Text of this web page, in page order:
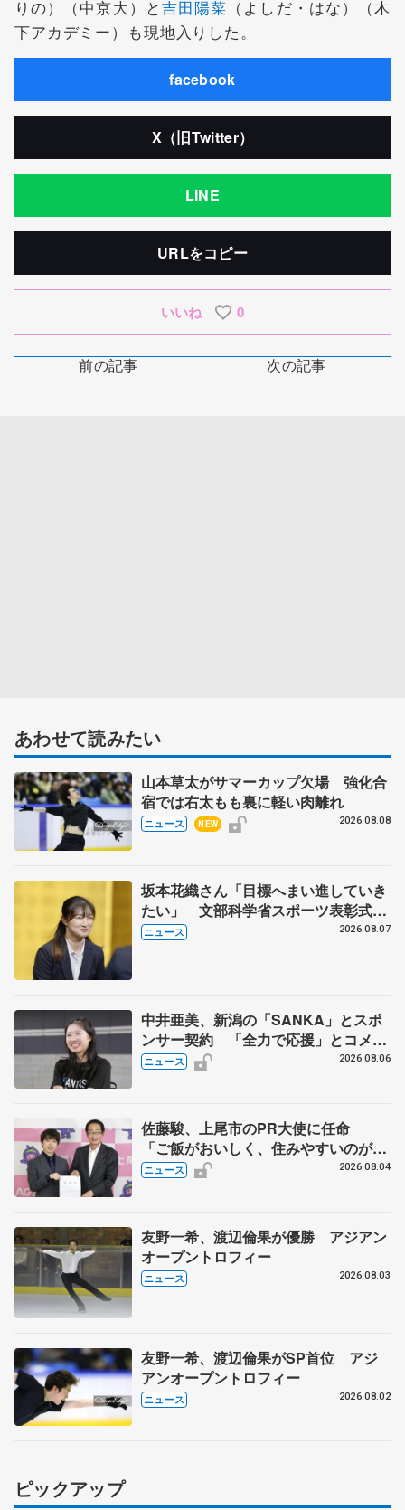
りの）（中京大）と吉田陽菜 （よしだ・はな）（木
下アカデミー）も現地入りした。
facebook
X（旧Twitter）
LINE
URLをコピー
いいね 0
前の記事 次の記事
あわせて読みたい
山本草太がサマーカップ欠場 強化合
宿では右太もも裏に軽い肉離れ
ニュース NEW 2026.08.08
坂本花織さん「目標へまい進していき
たい」 文部科学省スポーツ表彰式で
代表謝辞
ニュース 2026.08.07
中井亜美、新潟の「SANKA」とスポ
ンサー契約 「全力で応援」とコメン
ト
ニュース 2026.08.06
佐藤駿、上尾市のPR大使に任命
「ご飯がおいしく、住みやすいのが魅
力」
ニュース 2026.08.04
友野一希、渡辺倫果が優勝 アジアン
オープントロフィー
ニュース 2026.08.03
友野一希、渡辺倫果がSP首位 アジ
アンオープントロフィー
ニュース 2026.08.02
ピックアップ